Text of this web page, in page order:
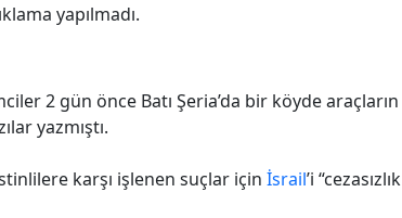
yapılmadı.
2 gün önce Batı Şeria’da bir köyde araçların
yazmıştı.
karşı işlenen suçlar için İsrail’i “cezasızlık